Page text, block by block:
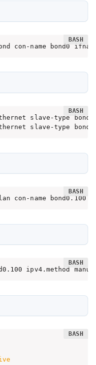
con-name bond0
slave-type bond
slave-type bond
con-name bond0.100
ipv4.method